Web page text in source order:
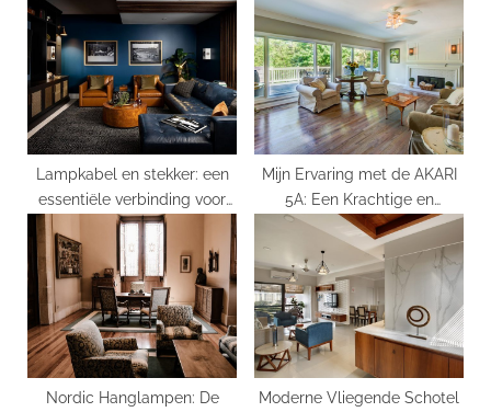
P
o
s
t
:
s
t
:
Lampkabel en stekker: een
essentiële verbinding voor
verlichting
Mijn Ervaring met de AKARI
5A: Een Krachtige en
Betrouwbare Spelcomputer
Nordic Hanglampen: De
Moderne Vliegende Schotel